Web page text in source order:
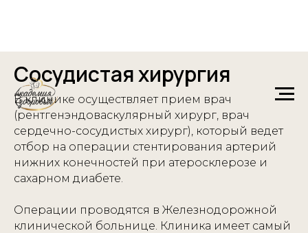
Сосудистая хирургия
В клинике осуществляет прием врач
(рентгенэндоваскулярный хирург, врач
сердечно-сосудистых хирург), который ведет
отбор на операции стентирования артерий
нижних конечностей при атеросклерозе и
сахарном диабете.
Операции проводятся в Железнодорожной
клинической больнице. Клиника имеет самый